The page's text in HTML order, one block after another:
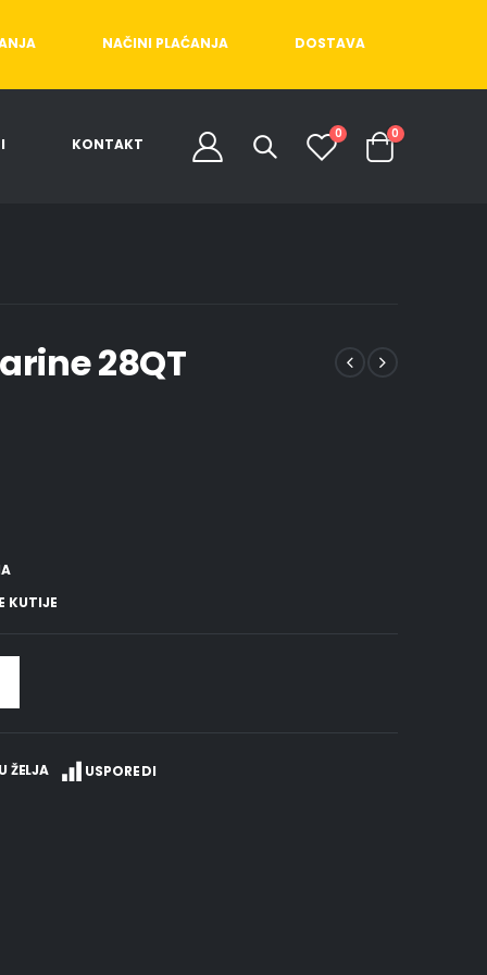
NAČINI PLAĆANJA DOSTAVA
KONTAKT
0 0
28QT
KUTIJE
ŽELJA USPOREDI